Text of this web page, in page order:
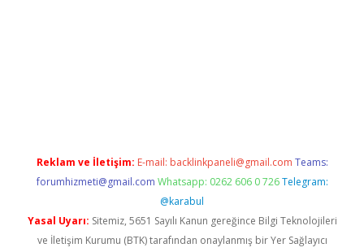
Reklam ve İletişim: E-mail: backlinkpaneli@gmail.com Teams:
forumhizmeti@gmail.com Whatsapp: 0262 606 0 726 Telegram:
@karabul
Yasal Uyarı: Sitemiz, 5651 Sayılı Kanun gereğince Bilgi Teknolojileri
ve İletişim Kurumu (BTK) tarafından onaylanmış bir Yer Sağlayıcı